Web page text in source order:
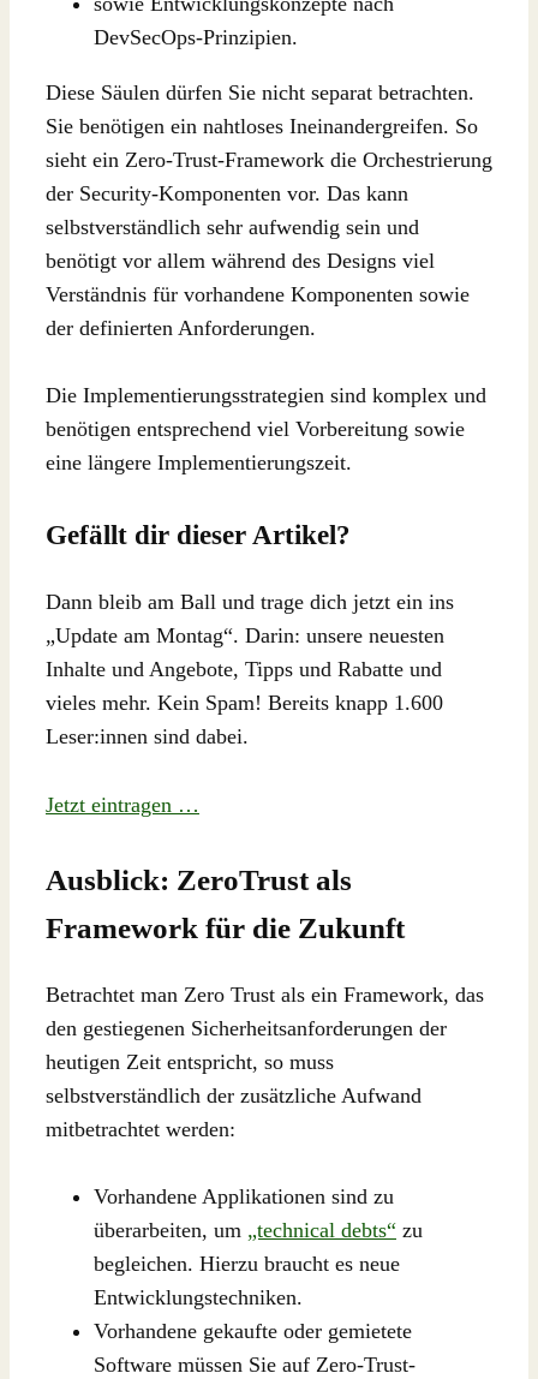
DevSecOps-Prinzipien.
Diese Säulen dürfen Sie nicht separat betrachten.
Sie benötigen ein nahtloses Ineinandergreifen. So
sieht ein Zero-Trust-Framework die Orchestrierung
der Security-Komponenten vor. Das kann
selbstverständlich sehr aufwendig sein und
benötigt vor allem während des Designs viel
Verständnis für vorhandene Komponenten sowie
der definierten Anforderungen.
Die Implementierungsstrategien sind komplex und
benötigen entsprechend viel Vorbereitung sowie
eine längere Implementierungszeit.
Gefällt dir dieser Artikel?
Dann bleib am Ball und trage dich jetzt ein ins
„Update am Montag“. Darin: unsere neuesten
Inhalte und Angebote, Tipps und Rabatte und
vieles mehr. Kein Spam! Bereits knapp 1.600
Leser:innen sind dabei.
Jetzt eintragen …
Ausblick: ZeroTrust als
Framework für die Zukunft
Betrachtet man Zero Trust als ein Framework, das
den gestiegenen Sicherheitsanforderungen der
heutigen Zeit entspricht, so muss
selbstverständlich der zusätzliche Aufwand
mitbetrachtet werden:
Vorhandene Applikationen sind zu
überarbeiten, um „technical debts“ zu
begleichen. Hierzu braucht es neue
Entwicklungstechniken.
Vorhandene gekaufte oder gemietete
Software müssen Sie auf Zero-Trust-